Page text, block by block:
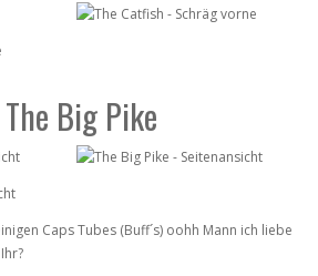
Big Pike
Caps Tubes (Buff´s) oohh Mann ich liebe